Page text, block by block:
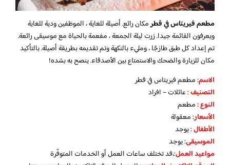
مطعم فيريتاس في قطرمكان رائع. أصيلة للغاية ، الموظفين ودية للغاية
ويعرفون القائمة جيدا. زرت ليلة الجمعة ، مفعمة بالحياة مع موسيقى رائعة.
تم إعداد كل طبق طازجًا ، ومليء بالنكهة وتم تقديمه بطريقة أصيلة. بالتأكيد
مكان للزيارة والضحك والاستمتاع بين الأصدقاء. ينصح به بشده!
الاسم: مطعم فيريتاس في قطر
التصنيف: عائلات – افراد
النوع :مطعم
الأسعار:معقولة
الأطفال:يوجد
الموسيقى:يوجد
مواعيد العمل:،قد تختلف ساعات العمل أو الخدمات المتوفّرة